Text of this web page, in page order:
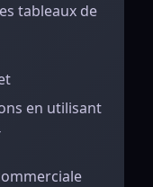
tableaux de
en utilisant